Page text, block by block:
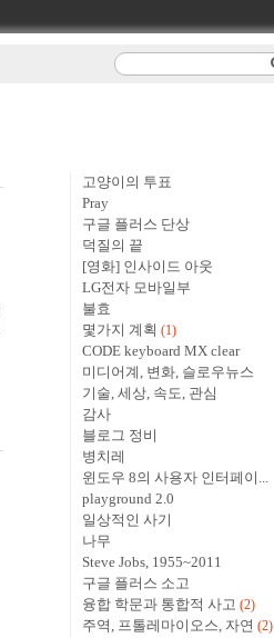
고양이의 투표
Pray
구글 플러스 단상
덕질의 끝
[영화] 인사이드 아웃
LG전자 모바일부
불효
몇가지 계획 (1)
CODE keyboard MX clear
미디어계, 변화, 슬로우뉴스
기술, 세상, 속도, 관심
감사
블로그 정비
병치레
윈도우 8의 사용자 인터페이...
playground 2.0
일상적인 사기
나무
Steve Jobs, 1955~2011
구글 플러스 소고
융합 학문과 통합적 사고 (2)
주역, 프톨레마이오스, 자연 (2)